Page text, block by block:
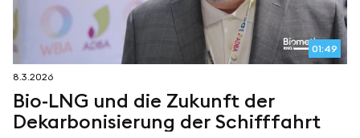
01:49
8.3.2026
Bio-LNG und die Zukunft der
Dekarbonisierung der Schifffahrt